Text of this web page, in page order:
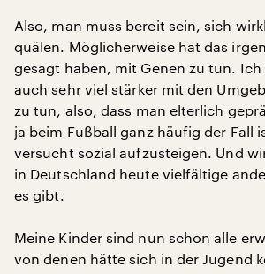
Also, man muss bereit sein, sich
quälen. Möglicherweise hat das
gesagt haben, mit Genen zu tun. Ich
auch sehr viel stärker mit den
zu tun, also, dass man elterlich
ja beim Fußball ganz häufig der Fall
versucht sozial aufzusteigen. Und
in Deutschland heute vielfältige
es gibt.
Meine Kinder sind nun schon alle
von denen hätte sich in der Jugend